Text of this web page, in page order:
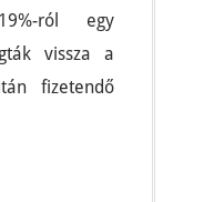
ról egy
vissza a
fizetendő